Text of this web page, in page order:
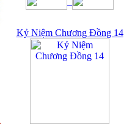
Kỷ Niệm Chương Đồng 14